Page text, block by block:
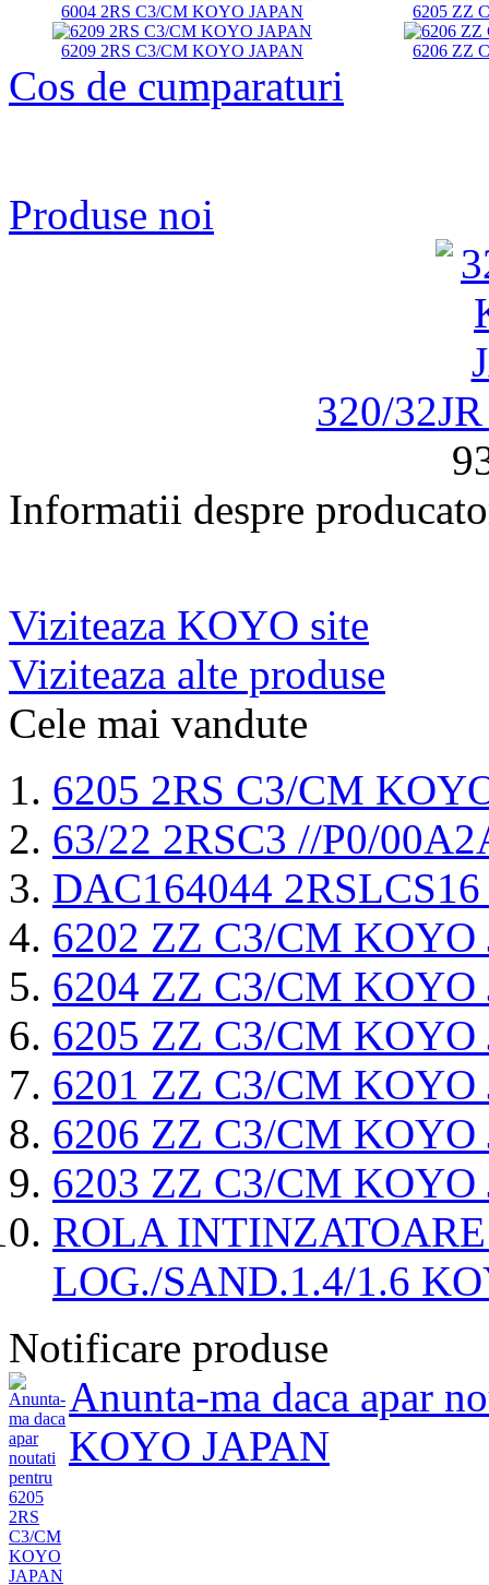
6004 2RS C3/CM KOYO JAPAN 6205 ZZ
6209 2RS C3/CM KOYO JAPAN 6206 ZZ
Cos de cumparaturi
Produse noi
320/
Informatii despre
Viziteaza KOYO site
Viziteaza alte produse
Cele mai vandute
6205 2RS C3/CM
63/22 2RSC3 //P0/
DAC164044
6202 ZZ C3/CM KOYO
6204 ZZ C3/CM KOYO
6205 ZZ C3/CM KOYO
6201 ZZ C3/CM KOYO
6206 ZZ C3/CM KOYO
6203 ZZ C3/CM KOYO
ROLA
LOG./SAND.1.4/1.6
Notificare produse
Anunta-ma daca apar
KOYO JAPAN